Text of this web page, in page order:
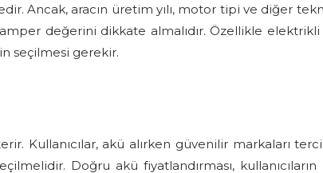
Ancak, aracın üretim yılı, motor tipi ve diğer
değerini dikkate almalıdır. Özellikle elektrikli
seçilmesi gerekir.
Kullanıcılar, akü alırken güvenilir markaları
Doğru akü fiyatlandırması,